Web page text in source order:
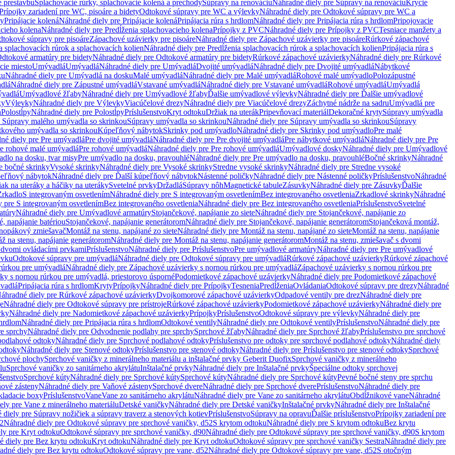
prestavbuSplachovacie rúrky, splachovacie kolená a prechodySúpravy na renováciuNáhradné diely pre Súpravy na renováciu Krycie
zariadení pre WC, pisoáre a bidetyOdtokové súpravy pre WC a výlevkyNáhradné diely pre Odtokové súpravy pre WC a
Pripájacie kolenáNáhradné diely pre Pripájacie kolenáPripájacia rúra s hrdlomNáhradné diely pre Pripájacia rúra s hrdlomPripojovacie
kolenaNáhradné diely pre Predĺženia splachovacieho kolenaPrípojky z PVCNáhradné diely pre Prípojky z PVCTesniace manžety a
súpravy pre pisoáreZápachové uzávierky pre pisoáreNáhradné diely pre Zápachové uzávierky pre pisoáreRúrkové zápachové
splachovacích rúrok a splachovacích kolienNáhradné diely pre Predĺženia splachovacích rúrok a splachovacích kolienPripájacia rúra s
armatúry pre bidetyNáhradné diely pre Odtokové armatúry pre bidetyRúrkové zápachové uzávierkyNáhradné diely pre Rúrkové
miestoUmývadláUmývadláNáhradné diely pre UmývadláDvojité umývadláNáhradné diely pre Dvojité umývadláNábytkové
Náhradné diely pre Umývadlá na doskuMalé umývadláNáhradné diely pre Malé umývadláRohové malé umývadloPolozápustné
Náhradné diely pre Zápustné umývadláVstavané umývadláNáhradné diely pre Vstavané umývadláRohové umývadláUmývadlá
Umývadlové žľabyNáhradné diely pre Umývadlové žľabyĎalšie umývadlové výlevkyNáhradné diely pre Ďalšie umývadlové
VýlevkyNáhradné diely pre VýlevkyViacúčelové drezyNáhradné diely pre Viacúčelové drezyZáchytné nádrže na sadruUmývadlá pre
PolostĺpyNáhradné diely pre PolostĺpyPríslušenstvoKryt odtokuDržiak na uterákPripevňovací materiálDekoračné krytySúpravy umývadla
malého umývadla so skrinkouSúpravy umývadla so skrinkouNáhradné diely pre Súpravy umývadla so skrinkouSúpravy
umývadla so skrinkouKúpeľňový nábytokSkrinky pod umývadloNáhradné diely pre Skrinky pod umývadloPre malé
diely pre Pre umývadláPre dvojité umývadláNáhradné diely pre Pre dvojité umývadláPre nábytkové umývadláNáhradné diely pre Pre
rohové malé umývadláPre rohové umývadláNáhradné diely pre Pre rohové umývadláUmývadlové doskyNáhradné diely pre Umývadlové
na dosku, tvar misyPre umývadlo na dosku, pravouhléNáhradné diely pre Pre umývadlo na dosku, pravouhléBočné skrinkyNáhradné
bočné skrinkyVysoké skrinkyNáhradné diely pre Vysoké skrinkyStredne vysoké skrinkyNáhradné diely pre Stredne vysoké
nábytokNáhradné diely pre Ďalší kúpeľňový nábytokNástenné poličkyNáhradné diely pre Nástenné poličkyPríslušenstvoNáhradné
na uteráky a háčiky na uterákySvetelné prvkyDržadláSúpravy nôhMagnetické tabuleZásuvkyNáhradné diely pre ZásuvkyĎalšie
S integrovaným osvetlenímNáhradné diely pre S integrovaným osvetlenímBez integrovaného osvetleniaZrkadlové skrinkyNáhradné
pre S integrovaným osvetlenímBez integrovaného osvetleniaNáhradné diely pre Bez integrovaného osvetleniaPríslušenstvoSvetelné
Náhradné diely pre Umývadlové armatúryStojančekové, napájanie zo sieteNáhradné diely pre Stojančekové, napájanie zo
napájanie batériouStojančekové, napájanie generátoromNáhradné diely pre Stojančekové, napájanie generátoromStojančeková montáž,
zmiešavačMontáž na stenu, napájané zo sieteNáhradné diely pre Montáž na stenu, napájané zo sieteMontáž na stenu, napájanie
na stenu, napájanie generátoromNáhradné diely pre Montáž na stenu, napájanie generátoromMontáž na stenu, zmiešavač s dvomi
ovládacími prvkamiPríslušenstvoNáhradné diely pre PríslušenstvoPre umývadlové armatúryNáhradné diely pre Pre umývadlové
Odtokové súpravy pre umývadláNáhradné diely pre Odtokové súpravy pre umývadláRúrkové zápachové uzávierkyRúrkové zápachové
pre umývadláNáhradné diely pre Zápachové uzávierky s nornou rúrkou pre umývadláZápachové uzávierky s nornou rúrkou pre
s nornou rúrkou pre umývadlá, priestorovo úspornéPodomietkové zápachové uzávierkyNáhradné diely pre Podomietkové zápachové
Pripájacia rúra s hrdlomKrytyPrípojkyNáhradné diely pre PrípojkyTesneniaPredĺženiaOvládaniaOdtokové súpravy pre drezyNáhradné
diely pre Rúrkové zápachové uzávierkyDvojkomorové zápachové uzávierkyOdpadové ventily pre drezNáhradné diely pre
Náhradné diely pre Odtokové súpravy pre prístrojeRúrkové zápachové uzávierkyPodomietkové zápachové uzávierkyNáhradné diely pre
Náhradné diely pre Nadomietkové zápachové uzávierkyPrípojkyPríslušenstvoOdtokové súpravy pre výlevkyNáhradné diely pre
Náhradné diely pre Pripájacia rúra s hrdlomOdtokové ventilyNáhradné diely pre Odtokové ventilyPríslušenstvoNáhradné diely pre
sprchyNáhradné diely pre Odvodnenie podlahy pre sprchySprchové žľabyNáhradné diely pre Sprchové žľabyPríslušenstvo pre sprchové
odtokyNáhradné diely pre Sprchové podlahové odtokyPríslušenstvo pre odtoky pre sprchové podlahové odtokyNáhradné diely
Náhradné diely pre Stenové odtokyPríslušenstvo pre stenové odtokyNáhradné diely pre Príslušenstvo pre stenové odtokySprchové
plochySprchové vaničky z minerálneho materiálu a inštalačné prvky Geberit DuofixSprchové vaničky z minerálneho
Sprchové vaničky zo sanitárneho akrylátuInštalačné prvkyNáhradné diely pre Inštalačné prvkyŠpeciálne odtoky sprchovej
Sprchové kútyNáhradné diely pre Sprchové kútySprchové kútyNáhradné diely pre Sprchové kútyPevné bočné steny pre sprchu
zástenyNáhradné diely pre Vaňové zástenySprchové dvereNáhradné diely pre Sprchové dverePríslušenstvoNáhradné diely pre
boxyPríslušenstvoVaneVane zo sanitárneho akrylátuNáhradné diely pre Vane zo sanitárneho akrylátuObdĺžnikové vaneNáhradné
pre Vane z minerálneho materiáluDetské vaničkyNáhradné diely pre Detské vaničkyInštalačné prvkyNáhradné diely pre Inštalačné
diely pre Súpravy nožičiek a súpravy traverz a stenových kotievPríslušenstvoSúpravy na opravuĎalšie príslušenstvoPrípojky zariadení pre
Náhradné diely pre Odtokové súpravy pre sprchové vaničky, d52S krytom odtokuNáhradné diely pre S krytom odtokuBez krytu
pre Kryt odtokuOdtokové súpravy pre sprchové vaničky, d90Náhradné diely pre Odtokové súpravy pre sprchové vaničky, d90S krytom
diely pre Bez krytu odtokuKryt odtokuNáhradné diely pre Kryt odtokuOdtokové súpravy pre sprchové vaničky SestraNáhradné diely pre
diely pre Bez krytu odtokuOdtokové súpravy pre vane, d52Náhradné diely pre Odtokové súpravy pre vane, d52S otočným